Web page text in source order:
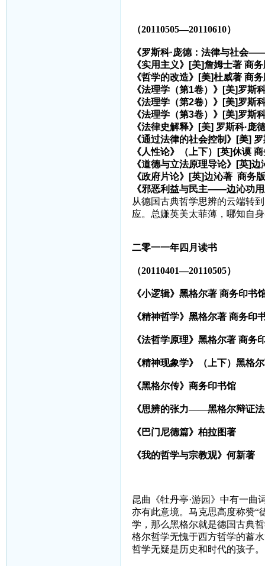
（20110505—20110610）
《罗斯科·庞德：法律与社会
《实用主义》[美]詹姆士著 商务
《哲学的改造》[美]杜威著 商务
《法理学（第1卷）》[美]罗斯
《法理学（第2卷）》[美]罗斯
《法理学（第3卷）》[美]罗斯
《法律史解释》[美] 罗斯科·庞
《通过法律的社会控制》[美]
《人性论》（上下）[英]休谟
《道德与立法原理导论》[英]边
《政府片论》[英]边沁著 商务版
《邪恶利益与民主——边沁功
从德国古典哲学思辨的云端转
应。总嫌英美太菲薄，哪知自
二零一一年四月读书
（20110401—20110505）
《小逻辑》黑格尔著 商务印书
《精神哲学》黑格尔著 商务印
《法哲学原理》黑格尔著 商务
《精神现象学》（上下）黑格
《黑格尔传》商务印书馆
《思辨的张力——黑格尔辩证
《巴门尼德篇》柏拉图著
《我的哲学与宗教观》何新著
昆曲《牡丹亭·游园》中有一曲
亦有此意境。马克思高度称赞“
学，那么黑格尔就是德国古典
格尔哲学无愧于西方哲学的蓄
哲学无疑是历史和时代的孩子。